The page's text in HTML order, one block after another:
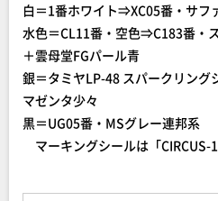
白＝1番ホワイト⇒XC05番・サフ
水色＝CL11番・空色⇒C183番・
＋雲母堂FGパール青
銀＝タミヤLP-48 スパークリング
マゼンタ少々
黒＝UG05番・MSグレー連邦系
マーキングシールは「CIRCUS-